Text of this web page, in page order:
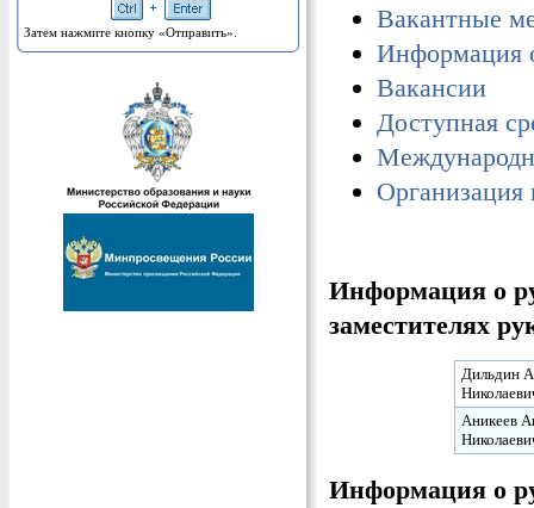
Затем нажмите кнопку «Отправить».
Вакантные
Информация
Вакансии
Доступная
Организация
Информация о
заместителях
Дильдин
Аникеев
Информация о